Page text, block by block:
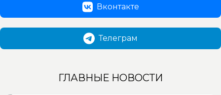
Вконтакте
Телеграм
ГЛАВНЫЕ НОВОСТИ